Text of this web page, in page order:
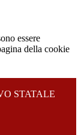
essere
della cookie
STATALE